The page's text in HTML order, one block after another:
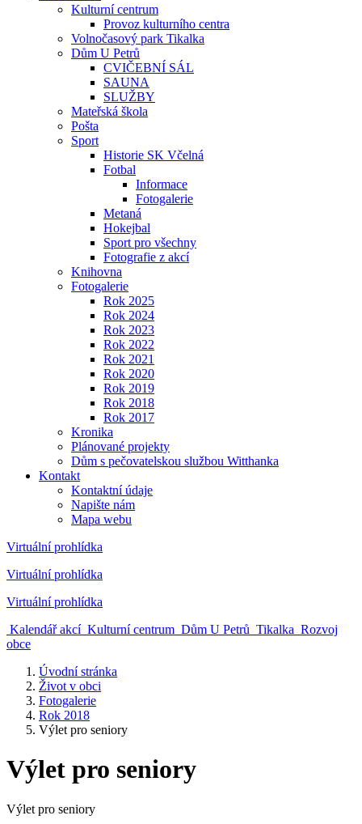
Kulturní centrum
Provoz kulturního centra
Volnočasový park Tikalka
Dům U Petrů
CVIČEBNÍ SÁL
SAUNA
SLUŽBY
Mateřská škola
Pošta
Sport
Historie SK Včelná
Fotbal
Informace
Fotogalerie
Metaná
Hokejbal
Sport pro všechny
Fotografie z akcí
Knihovna
Fotogalerie
Rok 2025
Rok 2024
Rok 2023
Rok 2022
Rok 2021
Rok 2020
Rok 2019
Rok 2018
Rok 2017
Kronika
Plánované projekty
Dům s pečovatelskou službou Witthanka
Kontakt
Kontaktní údaje
Napište nám
Mapa webu
Virtuální prohlídka
Virtuální prohlídka
Virtuální prohlídka
Kalendář akcí Kulturní centrum Dům U Petrů Tikalka Rozvoj
obce
Úvodní stránka
Život v obci
Fotogalerie
Rok 2018
Výlet pro seniory
Výlet pro seniory
Výlet pro seniory